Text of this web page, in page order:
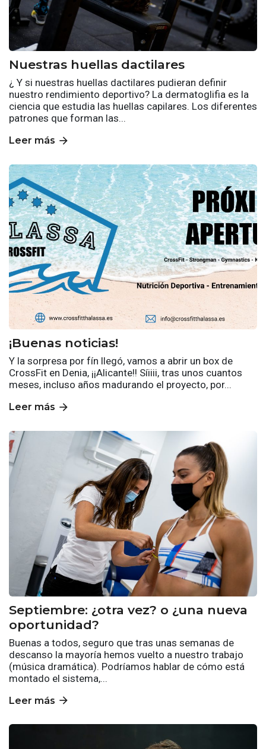
Nuestras huellas dactilares
¿ Y si nuestras huellas dactilares pudieran definir
nuestro rendimiento deportivo? La dermatoglifia es la
ciencia que estudia las huellas capilares. Los diferentes
patrones que forman las...
Leer más arrow_forward
¡Buenas noticias!
Y la sorpresa por fín llegó, vamos a abrir un box de
CrossFit en Denia, ¡¡Alicante!! Síiiii, tras unos cuantos
meses, incluso años madurando el proyecto, por...
Leer más arrow_forward
Septiembre: ¿otra vez? o ¿una nueva
oportunidad?
Buenas a todos, seguro que tras unas semanas de
descanso la mayoría hemos vuelto a nuestro trabajo
(música dramática). Podríamos hablar de cómo está
montado el sistema,...
Leer más arrow_forward